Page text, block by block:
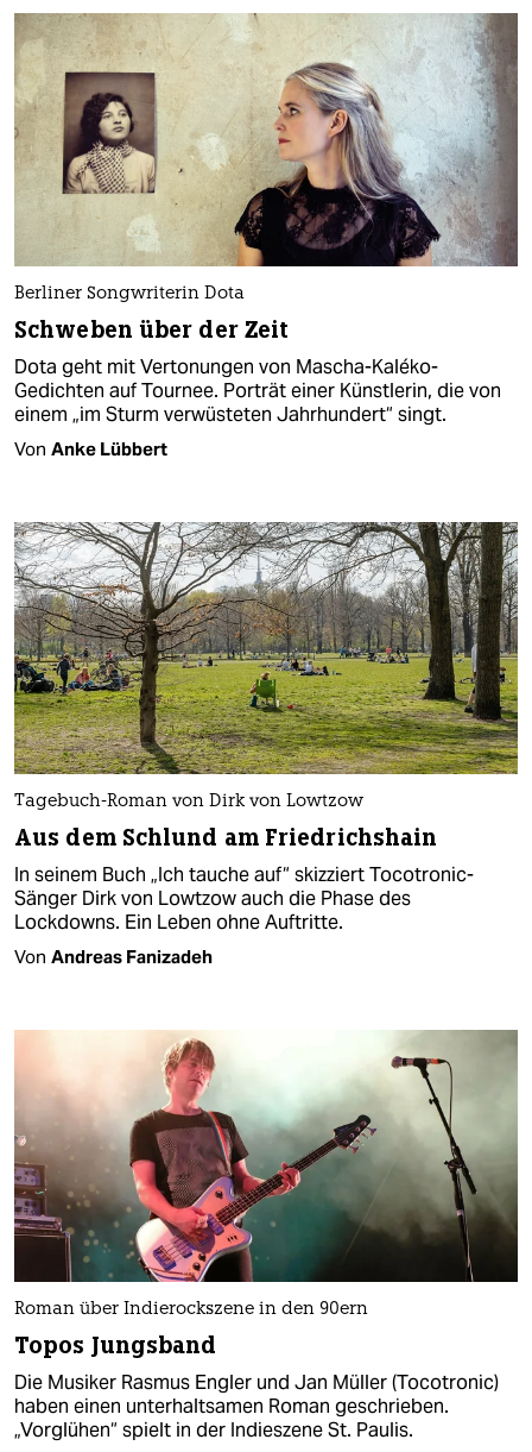
Berliner Songwriterin Dota
Schweben über der Zeit
Dota geht mit Vertonungen von Mascha-Kaléko-
Gedichten auf Tournee. Porträt einer Künstlerin, die von
einem „im Sturm verwüsteten Jahrhundert“ singt.
Von Anke Lübbert
Tagebuch-Roman von Dirk von Lowtzow
Aus dem Schlund am Friedrichshain
In seinem Buch „Ich tauche auf“ skizziert Tocotronic-
Sänger Dirk von Lowtzow auch die Phase des
Lockdowns. Ein Leben ohne Auftritte.
Von Andreas Fanizadeh
Roman über Indierockszene in den 90ern
Topos Jungsband
Die Musiker Rasmus Engler und Jan Müller (Tocotronic)
haben einen unterhaltsamen Roman geschrieben.
„Vorglühen“ spielt in der Indieszene St. Paulis.